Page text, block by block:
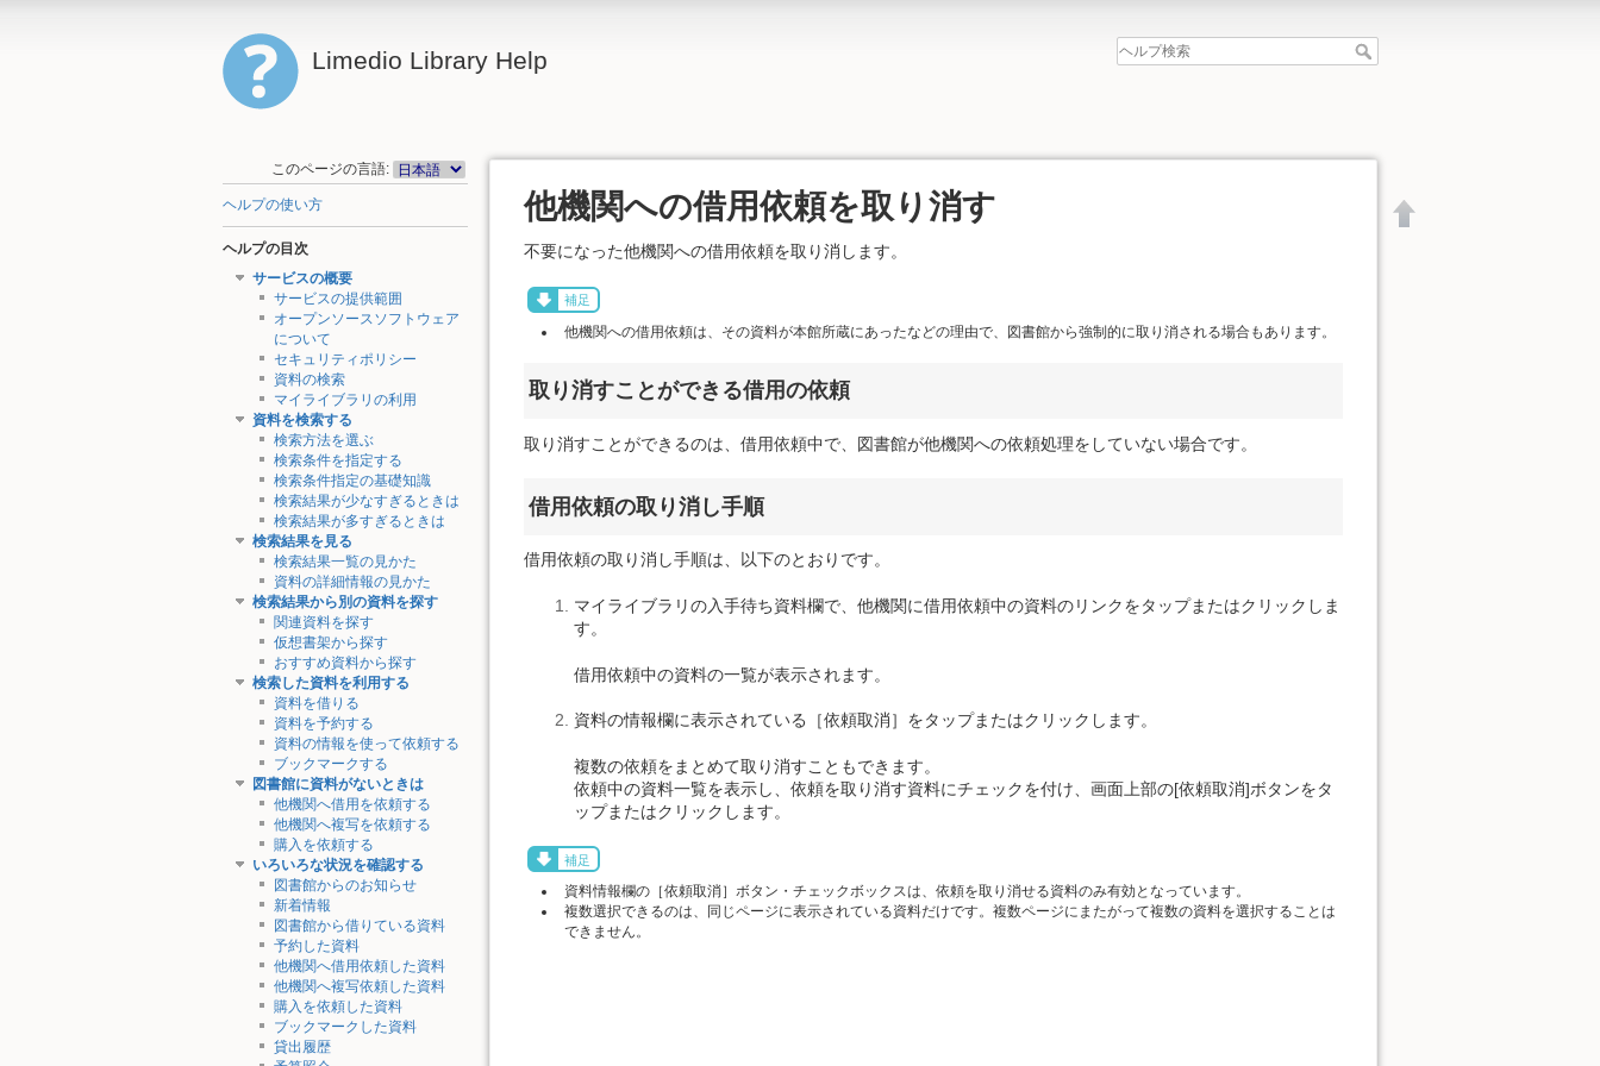
Limedio Library Help
このページの言語:
ヘルプの使い方
ヘルプの目次
サービスの概要
サービスの提供範囲
オープンソースソフトウェア
について
セキュリティポリシー
資料の検索
マイライブラリの利用
資料を検索する
検索方法を選ぶ
検索条件を指定する
検索条件指定の基礎知識
検索結果が少なすぎるときは
検索結果が多すぎるときは
検索結果を見る
検索結果一覧の見かた
資料の詳細情報の見かた
検索結果から別の資料を探す
関連資料を探す
仮想書架から探す
おすすめ資料から探す
検索した資料を利用する
資料を借りる
資料を予約する
資料の情報を使って依頼する
ブックマークする
図書館に資料がないときは
他機関へ借用を依頼する
他機関へ複写を依頼する
購入を依頼する
いろいろな状況を確認する
図書館からのお知らせ
新着情報
図書館から借りている資料
予約した資料
他機関へ借用依頼した資料
他機関へ複写依頼した資料
購入を依頼した資料
ブックマークした資料
貸出履歴
他機関への借用依頼を取り消す
不要になった他機関への借用依頼を取り消します。
補足
他機関への借用依頼は、その資料が本館所蔵にあったなどの理由で、図書館から強制的に取り消される場合もあります。
取り消すことができる借用の依頼
取り消すことができるのは、借用依頼中で、図書館が他機関への依頼処理をしていない場合です。
借用依頼の取り消し手順
借用依頼の取り消し手順は、以下のとおりです。
マイライブラリの入手待ち資料欄で、他機関に借用依頼中の資料のリンクをタップまたはクリックしま
す。
借用依頼中の資料の一覧が表示されます。
資料の情報欄に表示されている［依頼取消］をタップまたはクリックします。
複数の依頼をまとめて取り消すこともできます。
依頼中の資料一覧を表示し、依頼を取り消す資料にチェックを付け、画面上部の[依頼取消]ボタンをタ
ップまたはクリックします。
補足
資料情報欄の［依頼取消］ボタン・チェックボックスは、依頼を取り消せる資料のみ有効となっています。
複数選択できるのは、同じページに表示されている資料だけです。複数ページにまたがって複数の資料を選択することは
できません。